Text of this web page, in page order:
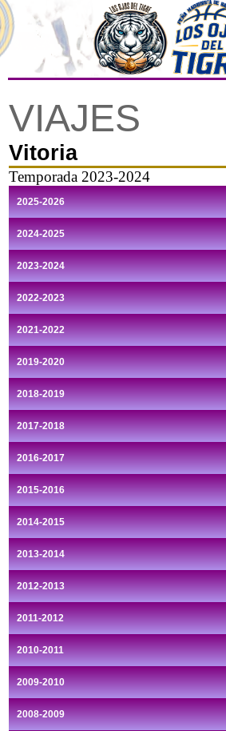
VIAJES
Vitoria
Temporada 2023-2024
2025-2026
2024-2025
2023-2024
2022-2023
2021-2022
2019-2020
2018-2019
2017-2018
2016-2017
2015-2016
2014-2015
2013-2014
2012-2013
2011-2012
2010-2011
2009-2010
2008-2009